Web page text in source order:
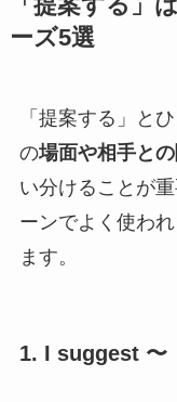
「提案する」
ーズ5選
「提案する」と
の場面や相手と
い分けることが
ーンでよく使わ
ます。
1. I suggest 〜